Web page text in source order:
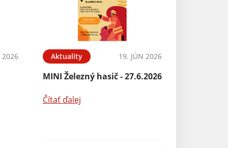
2026 Aktuality 19. JÚN 2026
MINI Železný hasič - 27.6.2026
Čítať ďalej